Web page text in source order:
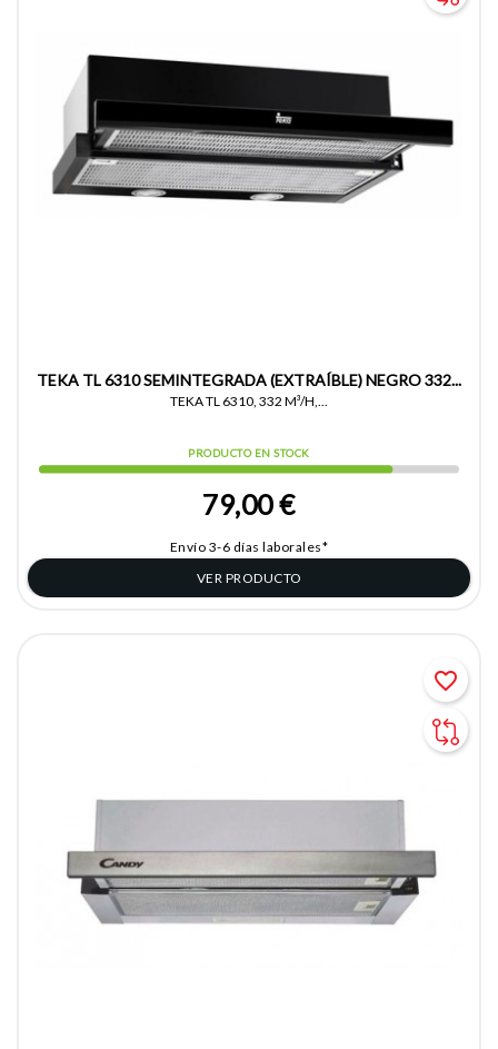
TEKA TL 6310 SEMINTEGRADA (EXTRAÍBLE) NEGRO 332...
TEKA TL 6310, 332 M³/H,...
PRODUCTO EN STOCK
79,00 €
Envío 3-6 días laborales*
VER PRODUCTO
favorite_border